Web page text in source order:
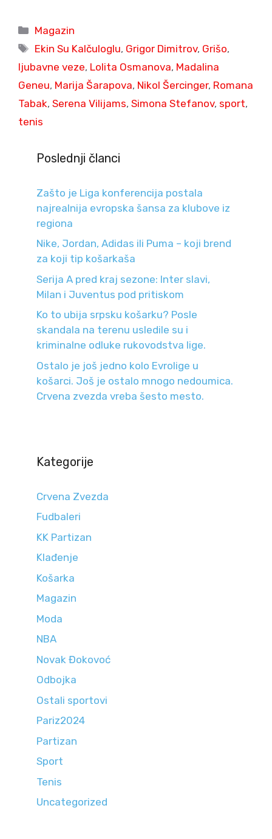
Categories
Magazin
Tags
Ekin Su Kalčuloglu, Grigor Dimitrov, Grišo,
ljubavne veze, Lolita Osmanova, Madalina
Geneu, Marija Šarapova, Nikol Šercinger, Romana
Tabak, Serena Vilijams, Simona Stefanov, sport,
tenis
Poslednji članci
Zašto je Liga konferencija postala
najrealnija evropska šansa za klubove iz
regiona
Nike, Jordan, Adidas ili Puma – koji brend
za koji tip košarkaša
Serija A pred kraj sezone: Inter slavi,
Milan i Juventus pod pritiskom
Ko to ubija srpsku košarku? Posle
skandala na terenu usledile su i
kriminalne odluke rukovodstva lige.
Ostalo je još jedno kolo Evrolige u
košarci. Još je ostalo mnogo nedoumica.
Crvena zvezda vreba šesto mesto.
Kategorije
Crvena Zvezda
Fudbaleri
KK Partizan
Klađenje
Košarka
Magazin
Moda
NBA
Novak Đokovoć
Odbojka
Ostali sportovi
Pariz2024
Partizan
Sport
Tenis
Uncategorized